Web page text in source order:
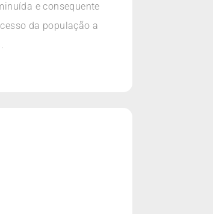
e consequente
da população a